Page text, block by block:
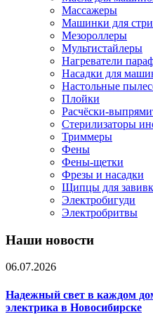
Массажеры
Машинки для
Мезороллеры
Мультистайлеры
Нагреватели
Насадки для
Настольные
Плойки
Расчёски-
Стерилизаторы
Триммеры
Фены
Фены-щетки
Фрезы и насадки
Щипцы для
Электробигуди
Электробритвы
Наши новости
06.07.2026
Надежный свет в каждом
электрика в Новосибирске